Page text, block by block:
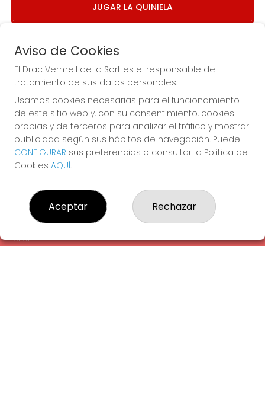
JUGAR LA QUINIELA
Imagen anterior
EL DRAC VERMELL DE LA SORT
¿Quiénes somos?
Comprar lotería
Contacto
Empresas
Peñas
Aviso de Cookies
El Drac Vermell de la Sort es el responsable del
tratamiento de sus datos personales.
Usamos cookies necesarias para el funcionamiento
de este sitio web y, con su consentimiento, cookies
propias y de terceros para analizar el tráfico y mostrar
publicidad según sus hábitos de navegación. Puede
CONFIGURAR sus preferencias o consultar la Política de
Cookies AQUÍ.
Aceptar Rechazar